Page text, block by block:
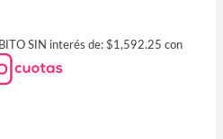
SIN interés de: $1,592.25 con